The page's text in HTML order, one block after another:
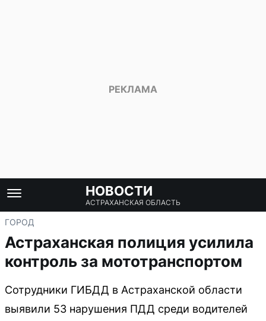
НОВОСТИ
АСТРАХАНСКАЯ ОБЛАСТЬ
ГОРОД
Астраханская полиция усилила
контроль за мототранспортом
Сотрудники ГИБДД в Астраханской области
выявили 53 нарушения ПДД среди водителей